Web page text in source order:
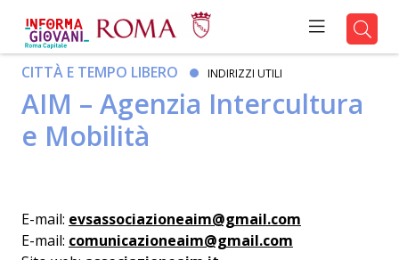
CITTÀ E TEMPO LIBERO INDIRIZZI UTILI
AIM – Agenzia Intercultura
e Mobilità
E-mail: evsassociazioneaim@gmail.com
E-mail: comunicazioneaim@gmail.com